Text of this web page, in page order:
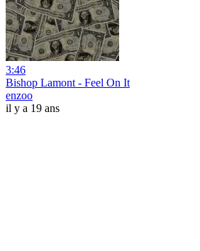
3:46
Bishop Lamont - Feel On It
enzoo
il y a 19 ans